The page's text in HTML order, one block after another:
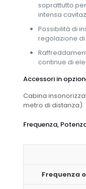
soprattutto
intensa
Possibilità di
regolazione di
continue di
Accessori in
Cabina
metro di distanza)
Frequenza,
Frequenza